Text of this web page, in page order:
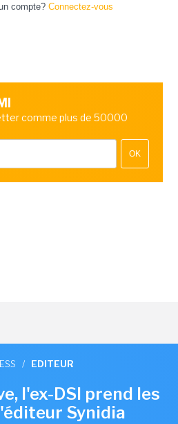
compte? Connectez-vous
comme plus de 50000
OK
/ EDITEUR
l'ex-DSI prend les
Synidia